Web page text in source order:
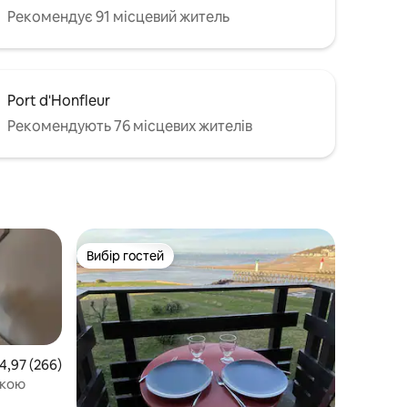
Рекомендує 91 місцевий житель
Port d'Honfleur
Рекомендують 76 місцевих жителів
оцінка: 4,97 з 5, відгуки: 266
4,97 (266)
Вибір гостей
Вибір гостей